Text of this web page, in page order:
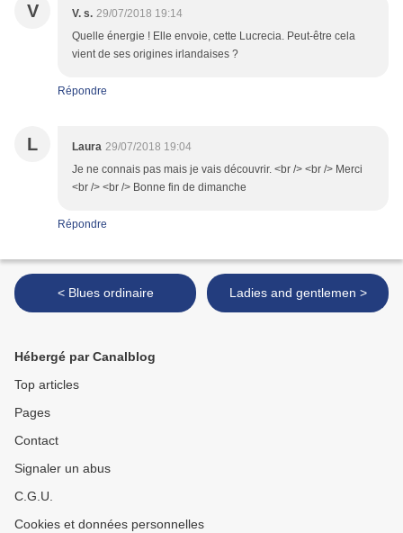
V V. s. 29/07/2018 19:14
Quelle énergie ! Elle envoie, cette Lucrecia. Peut-être cela
vient de ses origines irlandaises ?
Répondre
L Laura 29/07/2018 19:04
Je ne connais pas mais je vais découvrir. <br /> <br /> Merci
<br /> <br /> Bonne fin de dimanche
Répondre
< Blues ordinaire Ladies and gentlemen >
Hébergé par Canalblog
Top articles
Pages
Contact
Signaler un abus
C.G.U.
Cookies et données personnelles